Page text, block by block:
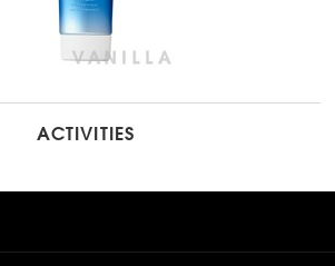
ACTIVITIES